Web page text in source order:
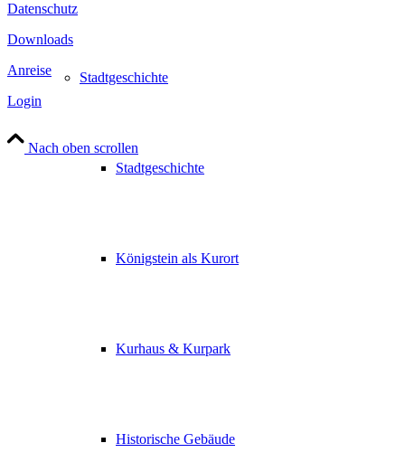
Stadtgeschichte
Stadtgeschichte
Königstein als Kurort
Kurhaus & Kurpark
Historische Gebäude
Datenschutz
Downloads
Anreise
Login
Nach oben scrollen